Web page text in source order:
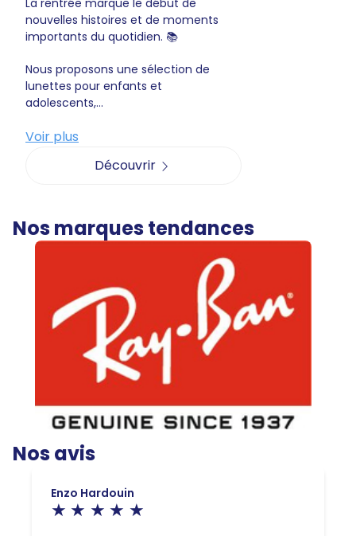
La rentrée marque le début de
nouvelles histoires et de moments
importants du quotidien. 📚
Nous proposons une sélection de
lunettes pour enfants et
adolescents,...
Voir plus
Découvrir
Nos marques tendances
Nos avis
Enzo Hardouin